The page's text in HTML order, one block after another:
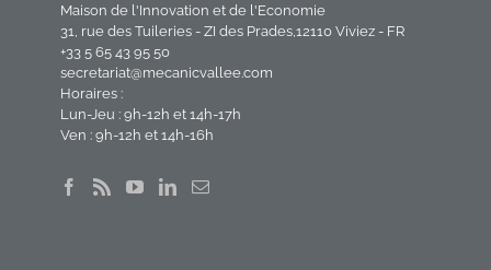
Maison de l'Innovation et de l'Economie
31, rue des Tuileries - ZI des Prades,12110 Viviez - FR
+33 5 65 43 95 50
secretariat@mecanicvallee.com
Horaires :
Lun-Jeu : 9h-12h et 14h-17h
Ven : 9h-12h et 14h-16h